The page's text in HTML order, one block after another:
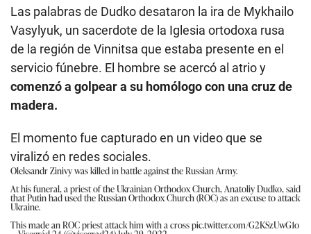
Las palabras de Dudko desataron la ira de Mykhailo
Vasylyuk, un sacerdote de la Iglesia ortodoxa rusa
de la región de Vinnitsa que estaba presente en el
servicio fúnebre. El hombre se acercó al atrio y
comenzó a golpear a su homólogo con una cruz de
madera.
El momento fue capturado en un video que se
viralizó en redes sociales.
Oleksandr Zinivy was killed in battle against the Russian Army.
At his funeral, a priest of the Ukrainian Orthodox Church, Anatoliy Dudko, said
that Putin had used the Russian Orthodox Church (ROC) as an excuse to attack
Ukraine.
This made an ROC priest attack him with a crosspic.twitter.com/G2KSzUwG1o